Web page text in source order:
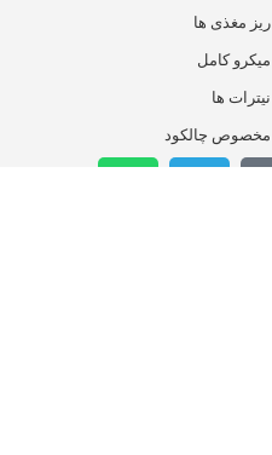
ریز مغذی ها
میکرو کامل
نیترات ها
مخصوص چالکود